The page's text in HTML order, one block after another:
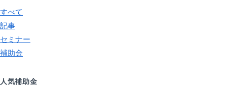
すべて
記事
セミナー
補助金
人気補助金